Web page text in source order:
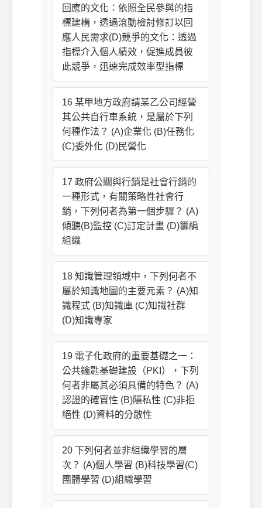
回應的文化：依照全民參與的指
標建構，透過滾動檢討修訂以回
應人民需求(D)競爭的文化：透過
指標介入個人績效，促進成員彼
此競爭，迅速完成效率型指標
16 某甲地方政府請某乙公司經營
其公共自行車系統，是屬於下列
何種作法？ (A)企業化 (B)任務化
(C)委外化 (D)民營化
17 政府公關與行銷是社會行銷的
一種形式，有關策略性社會行
銷，下列何者為第一個步驟？ (A)
傾聽(B)監控 (C)訂定計畫 (D)籌編
組織
18 知識管理領域中，下列何者不
屬於知識地圖的主要元素？ (A)知
識程式 (B)知識庫 (C)知識社群
(D)知識專家
19 電子化政府的重要基礎之一：
公共鑰匙基礎建設（PKI），下列
何者非屬其必須具備的特色？ (A)
認證的確實性 (B)隱私性 (C)非拒
絕性 (D)資料的分散性
20 下列何者並非組織學習的層
次？ (A)個人學習 (B)科技學習(C)
團體學習 (D)組織學習